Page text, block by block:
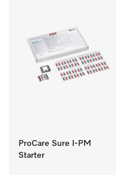
ProCare Sure I-PM
Starter